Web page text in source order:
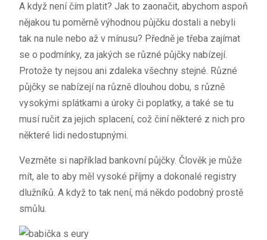
A když není čím platit? Jak to zaonačit, abychom aspoň
nějakou tu poměrně výhodnou půjčku dostali a nebyli
tak na nule nebo až v mínusu? Předně je třeba zajímat
se o podmínky, za jakých se různé půjčky nabízejí.
Protože ty nejsou ani zdaleka všechny stejné. Různé
půjčky se nabízejí na různě dlouhou dobu, s různě
vysokými splátkami a úroky či poplatky, a také se tu
musí ručit za jejich splacení, což činí některé z nich pro
některé lidi nedostupnými.
Vezměte si například bankovní půjčky. Člověk je může
mít, ale to aby měl vysoké příjmy a dokonalé registry
dlužníků. A když to tak není, má někdo podobný prostě
smůlu.